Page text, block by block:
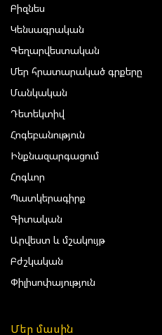
Բիզնես
Կենսագրական
Գեղարվեստական
Մեր հրատարակած գրքերը
Մանկական
Դետեկտիվ
Հոգեբանություն
Ինքնազարգացում
Հոգևոր
Պատկերագիրք
Գիտական
Արվեստ և մշակույթ
Բժշկական
Փիլիսոփայություն
Մեր մասին